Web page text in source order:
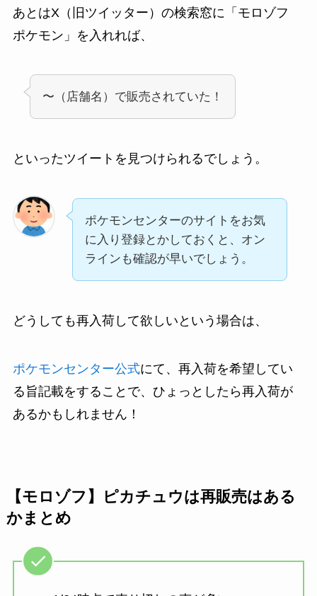
あとはX（旧ツイッター）の検索窓に「モロゾフ
ポケモン」を入れれば、
〜（店舗名）で販売されていた！
といったツイートを見つけられるでしょう。
ポケモンセンターのサイトをお気
に入り登録とかしておくと、オン
ラインも確認が早いでしょう。
どうしても再入荷して欲しいという場合は、
ポケモンセンター公式にて、再入荷を希望してい
る旨記載をすることで、ひょっとしたら再入荷が
あるかもしれません！
【モロゾフ】ピカチュウは再販売はある
かまとめ